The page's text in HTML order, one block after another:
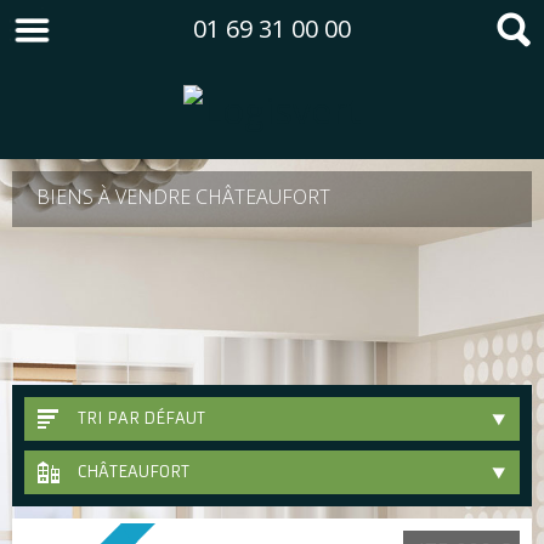
01 69 31 00 00
BIENS À VENDRE CHÂTEAUFORT
TRI PAR DÉFAUT
CHÂTEAUFORT